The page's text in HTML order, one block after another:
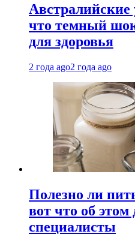
что темный
для здоровья
2 года ago2 года ago
Полезно ли
вот что об
специалисты